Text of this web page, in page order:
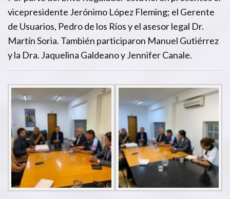
vicepresidente Jerónimo López Fleming; el Gerente
de Usuarios, Pedro de los Ríos y el asesor legal Dr.
Martín Soria. También participaron Manuel Gutiérrez
y la Dra. Jaquelina Galdeano y Jennifer Canale.